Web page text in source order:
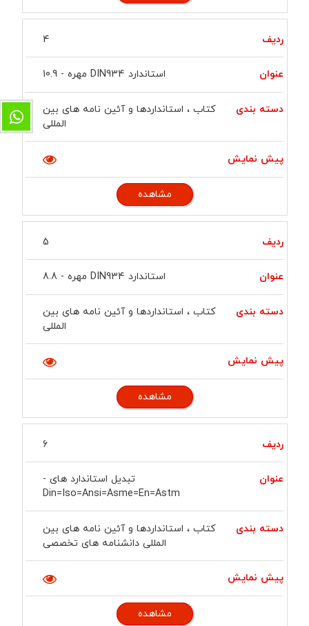
4
استاندارد DIN934 مهره - 10.9
کتاب ، استانداردها و آئین نامه های بین
المللی
مشاهده
5
استاندارد DIN934 مهره - 8.8
کتاب ، استانداردها و آئین نامه های بین
المللی
مشاهده
6
تبدیل استاندارد های -
Din=iso=ansi=asme=en=astm
کتاب ، استانداردها و آئین نامه های بین
المللی دانشنامه های تخصصی
مشاهده